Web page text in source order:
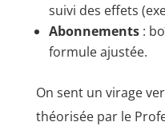
suivi des effets
Abonnements:
formule ajustée.
On sent un virage
théorisée par le